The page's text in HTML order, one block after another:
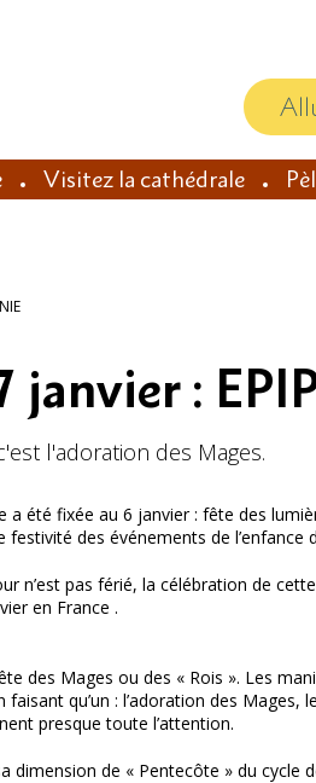
Visitez la cathédrale
janvier :
l'adoration des Mages.
a été fixée au 6 janvier : fête des
festivité des événements de l’enfance
n’est pas férié, la célébration de
en France .
des Mages ou des « Rois ». Les
qu’un : l’adoration des
presque toute l’attention.
dimension de « Pentecôte » du